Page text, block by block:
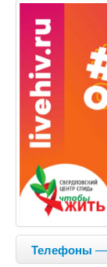
Телефоны —